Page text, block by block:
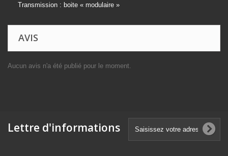
Transmission : boite « modulaire »
AVIS
Aucun avis n'a été publié pour le moment.
Lettre d'informations